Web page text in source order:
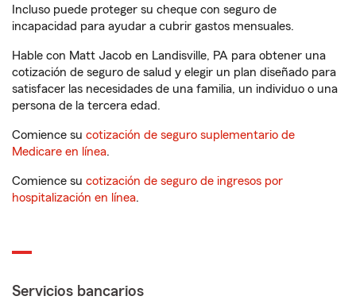
Incluso puede proteger su cheque con seguro de
incapacidad para ayudar a cubrir gastos mensuales.
Hable con Matt Jacob en Landisville, PA para obtener una
cotización de seguro de salud y elegir un plan diseñado para
satisfacer las necesidades de una familia, un individuo o una
persona de la tercera edad.
Comience su cotización de seguro suplementario de
Medicare en línea.
Comience su cotización de seguro de ingresos por
hospitalización en línea.
Servicios bancarios